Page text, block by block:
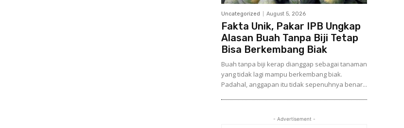
Uncategorized August 5, 2026
Fakta Unik, Pakar IPB Ungkap
Alasan Buah Tanpa Biji Tetap
Bisa Berkembang Biak
Buah tanpa biji kerap dianggap sebagai tanaman
yang tidak lagi mampu berkembang biak.
Padahal, anggapan itu tidak sepenuhnya benar...
- Advertisement -